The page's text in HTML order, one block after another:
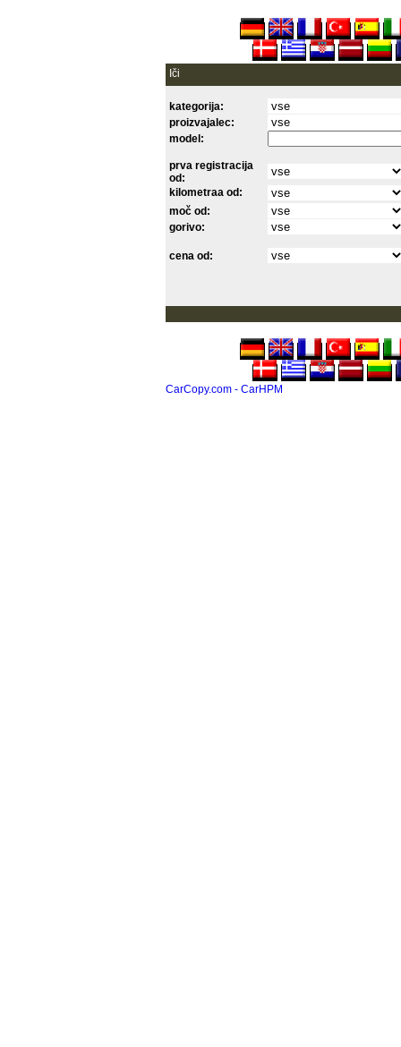
Iči
kategorija:
proizvajalec:
model:
prva registracija
od:
kilometraa od:
moč od:
gorivo:
cena od:
CarCopy.com - CarHPM